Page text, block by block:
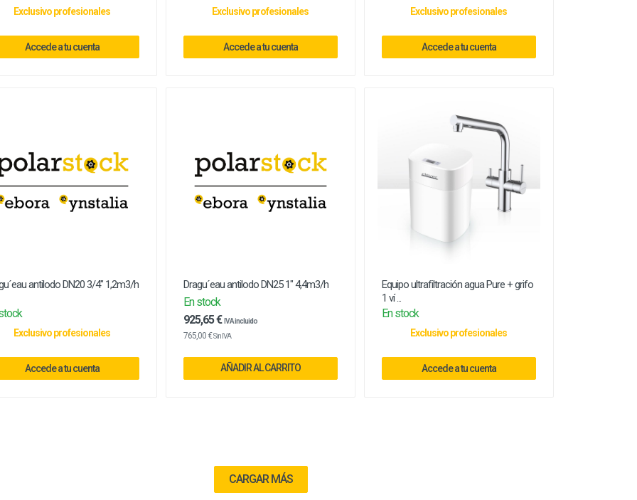
Exclusivo profesionales
Accede a tu cuenta
Exclusivo profesionales
Accede a tu cuenta
Exclusivo profesionales
Accede a tu cuenta
antilodo DN20 3/4" 1,2m3/h
Exclusivo profesionales
Accede a tu cuenta
Dragu´eau antilodo DN25 1" 4,4m3/h
En stock
925,65 € IVA incluido
765,00 €Sin IVA
AÑADIR AL CARRITO
Equipo ultrafiltración agua Pure + grifo
1 ví ...
En stock
Exclusivo profesionales
Accede a tu cuenta
CARGAR MÁS